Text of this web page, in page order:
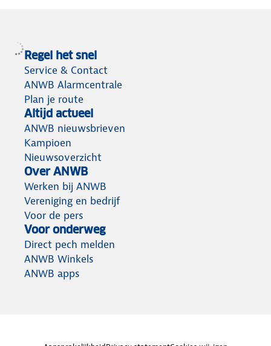
Regel het snel
Service & Contact
ANWB Alarmcentrale
Plan je route
Altijd actueel
ANWB nieuwsbrieven
Kampioen
Nieuwsoverzicht
Over ANWB
Werken bij ANWB
Vereniging en bedrijf
Voor de pers
Voor onderweg
Direct pech melden
ANWB Winkels
ANWB apps